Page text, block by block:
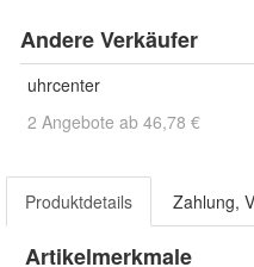
Andere Verkäufer
uhrcenter
2 Angebote ab 46,78 €
Produktdetails Zahlung,
Artikelmerkmale